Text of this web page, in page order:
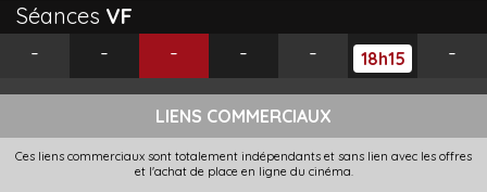
Séances VF
-
- - - - 18h15 -
LIENS COMMERCIAUX
Ces liens commerciaux sont totalement indépendants et sans lien avec les offres
et l'achat de place en ligne du cinéma.